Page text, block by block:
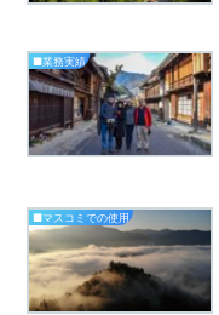
■業務実績
■マスコミでの使用